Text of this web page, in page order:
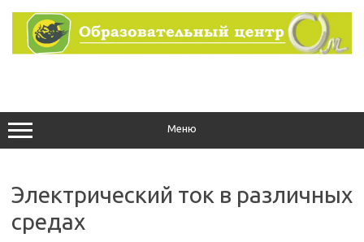
содержимому
Меню
Электрический ток в различных
средах